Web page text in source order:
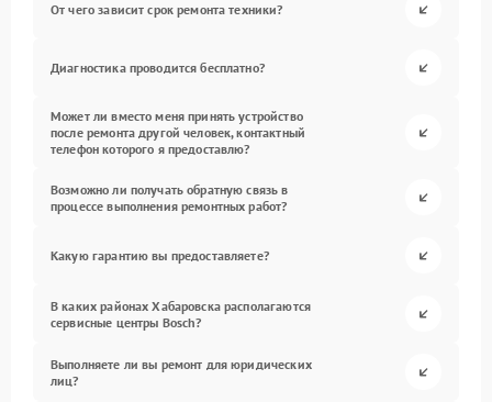
От чего зависит срок ремонта техники?
Диагностика проводится бесплатно?
Может ли вместо меня принять устройство
после ремонта другой человек, контактный
телефон которого я предоставлю?
Возможно ли получать обратную связь в
процессе выполнения ремонтных работ?
Какую гарантию вы предоставляете?
В каких районах Хабаровска располагаются
сервисные центры Bosch?
Выполняете ли вы ремонт для юридических
лиц?